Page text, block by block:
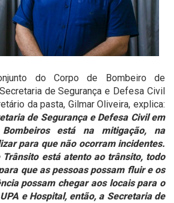
do Corpo de Bombeiro de
de Segurança e Defesa Civil
da pasta, Gilmar Oliveira, explica:
de Segurança e Defesa Civil em
está na mitigação, na
para que não ocorram incidentes.
Trânsito está atento ao trânsito, todo
que as pessoas possam fluir e os
possam chegar aos locais para o
e Hospital, então, a Secretaria de